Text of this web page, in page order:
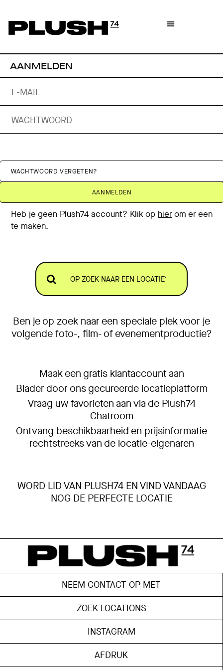
Ben je op zoek naar een speciale plek voor je
volgende foto-, film- of evenementproductie?
Maak een gratis klantaccount aan
Blader door ons gecureerde locatieplatform
Vraag uw favorieten aan via de Plush74
Chatroom
Ontvang beschikbaarheid en prijsinformatie
rechtstreeks van de locatie-eigenaren
WORD LID VAN PLUSH74 EN VIND VANDAAG
NOG DE PERFECTE LOCATIE
AANMELDEN
WACHTWOORD VERGETEN?
Heb je geen Plush74 account? Klik op hier om er een
te maken.
NEEM CONTACT OP MET
ZOEK LOCATIONS
INSTAGRAM
AFDRUK